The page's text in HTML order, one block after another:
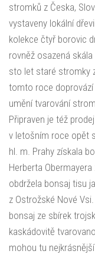
stromků z Česka,
vystaveny lokální
kolekce čtyř borovic
rovněž osazená
sto let staré stromky
tomto roce doprovází
umění tvarování
Připraven je též
v letošním roce opět
hl. m. Prahy získala
Herberta
obdržela bonsaj tisu
z Ostrožské Nové
bonsaj ze sbírek
kaskádovitě
mohou tu